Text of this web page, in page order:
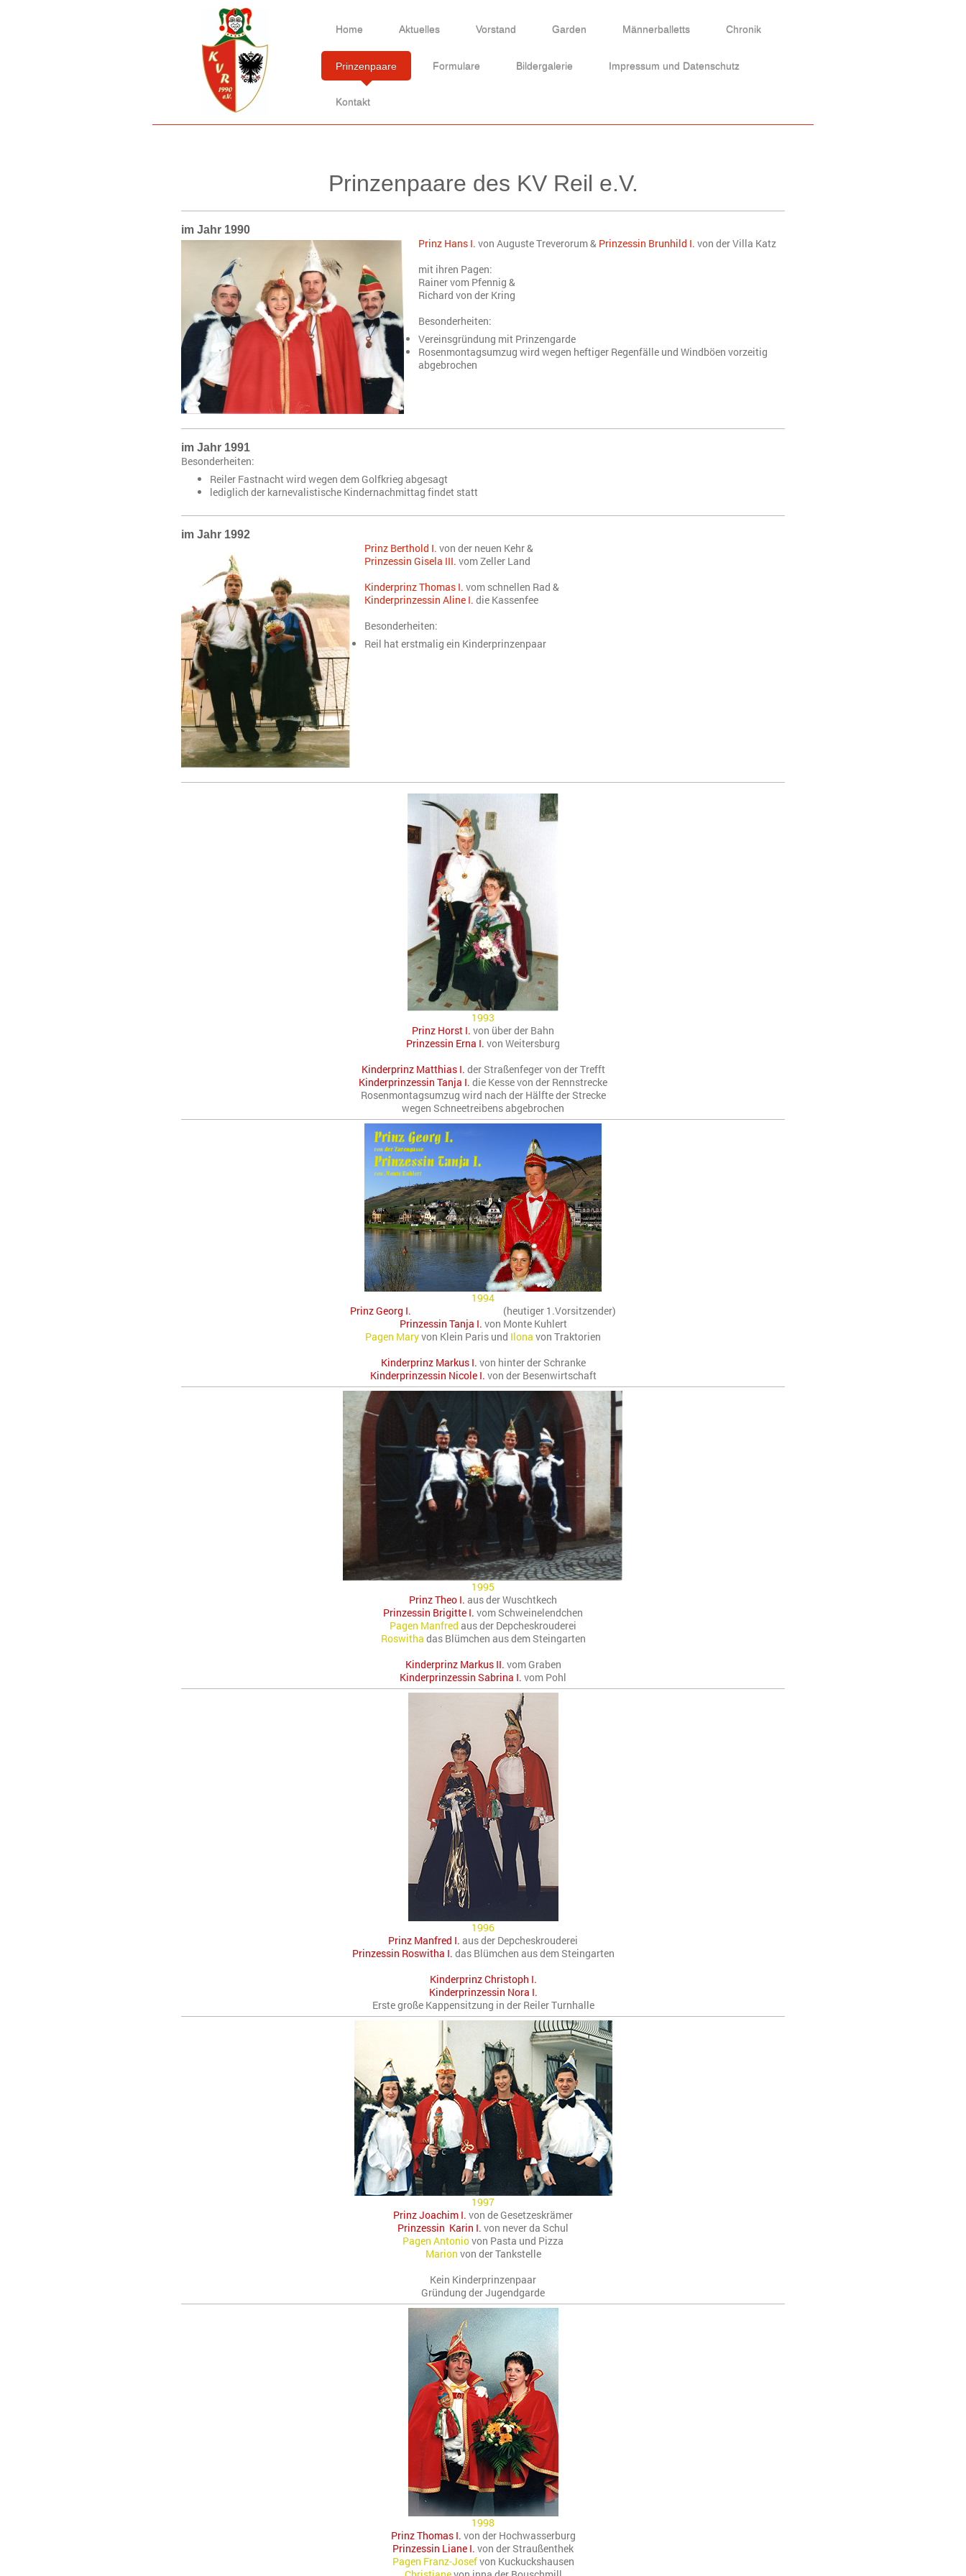
Home Aktuelles Vorstand Garden Männerballetts Chronik
Prinzenpaare Formulare Bildergalerie Impressum und Datenschutz
Kontakt
Prinzenpaare des KV Reil e.V.
im Jahr 1990
Prinz Hans I. von Auguste Treverorum & Prinzessin Brunhild I. von der Villa Katz
mit ihren Pagen:
Rainer vom Pfennig &
Richard von der Kring
Besonderheiten:
Vereinsgründung mit Prinzengarde
Rosenmontagsumzug wird wegen heftiger Regenfälle und Windböen vorzeitig
abgebrochen
im Jahr 1991
Besonderheiten:
Reiler Fastnacht wird wegen dem Golfkrieg abgesagt
lediglich der karnevalistische Kindernachmittag findet statt
im Jahr 1992
Prinz Berthold I. von der neuen Kehr &
Prinzessin Gisela III. vom Zeller Land
Kinderprinz Thomas I. vom schnellen Rad &
Kinderprinzessin Aline I. die Kassenfee
Besonderheiten:
Reil hat erstmalig ein Kinderprinzenpaar
1993
Prinz Horst I. von über der Bahn
Prinzessin Erna I. von Weitersburg
Kinderprinz Matthias I. der Straßenfeger von der Trefft
Kinderprinzessin Tanja I. die Kesse von der Rennstrecke
Rosenmontagsumzug wird nach der Hälfte der Strecke
wegen Schneetreibens abgebrochen
1994
Prinz Georg I.
(heutiger 1.Vorsitzender)
Prinzessin Tanja I. von Monte Kuhlert
Pagen Maryvon Klein Paris und Ilona von Traktorien
Kinderprinz Markus I. von hinter der Schranke
Kinderprinzessin Nicole I. von der Besenwirtschaft
1995
Prinz Theo I. aus der Wuschtkech
Prinzessin Brigitte I. vom Schweinelendchen
Pagen Manfred aus der Depcheskrouderei
Roswitha das Blümchen aus dem Steingarten
Kinderprinz Markus II. vom Graben
Kinderprinzessin Sabrina I. vom Pohl
1996
Prinz Manfred I. aus der Depcheskrouderei
Prinzessin Roswitha I. das Blümchen aus dem Steingarten
Kinderprinz Christoph I.
Kinderprinzessin Nora I.
Erste große Kappensitzung in der Reiler Turnhalle
1997
Prinz Joachim I. von de Gesetzeskrämer
Prinzessin Karin I. von never da Schul
Pagen Antoniovon Pasta und Pizza
Marion von der Tankstelle
Kein Kinderprinzenpaar
Gründung der Jugendgarde
1998
Prinz Thomas I. von der Hochwasserburg
Prinzessin Liane I. von der Straußenthek
Pagen Franz-Josefvon Kuckuckshausen